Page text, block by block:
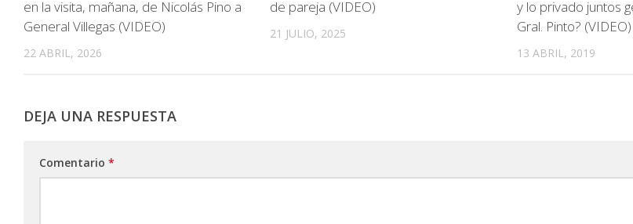
en la visita, mañana, de Nicolás Pino a
General Villegas (VIDEO)
22 ABRIL, 2026
de pareja (VIDEO)
21 JULIO, 2025
y lo privado juntos
Gral. Pinto? (VIDEO)
13 ABRIL, 2019
DEJA UNA RESPUESTA
Comentario *